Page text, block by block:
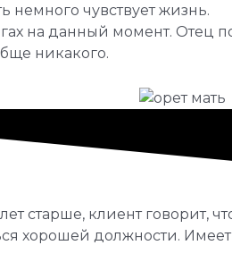
немного чувствует жизнь.
на данный момент. Отец
никакого.
старше, клиент говорит,
хорошей должности.